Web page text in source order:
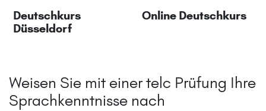
Deutschkurs
Düsseldorf
Online Deutschkurs
Weisen Sie mit einer telc Prüfung Ihre
Sprachkenntnisse nach